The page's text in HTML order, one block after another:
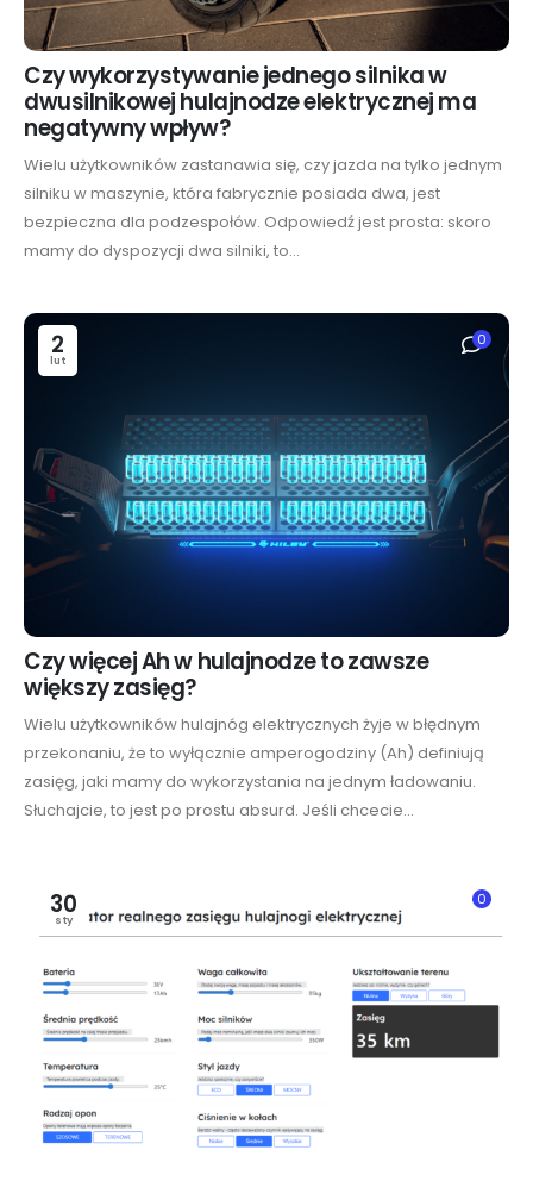
Czy wykorzystywanie jednego silnika w
dwusilnikowej hulajnodze elektrycznej ma
negatywny wpływ?
Wielu użytkowników zastanawia się, czy jazda na tylko jednym
silniku w maszynie, która fabrycznie posiada dwa, jest
bezpieczna dla podzespołów. Odpowiedź jest prosta: skoro
mamy do dyspozycji dwa silniki, to...
2
lut
0
Czy więcej Ah w hulajnodze to zawsze
większy zasięg?
Wielu użytkowników hulajnóg elektrycznych żyje w błędnym
przekonaniu, że to wyłącznie amperogodziny (Ah) definiują
zasięg, jaki mamy do wykorzystania na jednym ładowaniu.
Słuchajcie, to jest po prostu absurd. Jeśli chcecie...
30
sty
0